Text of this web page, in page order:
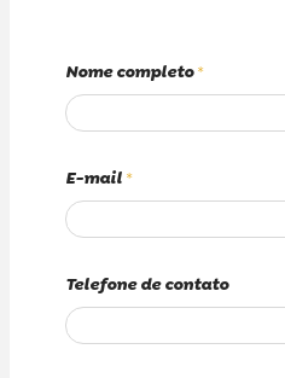
Nome completo*
E-mail *
Telefone de contato